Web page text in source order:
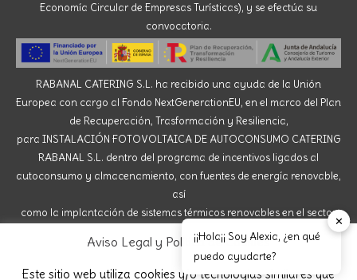
Economía Circular de Empresas Turísticas), y se efectúa su
convocatoria.
RABANAL CATERING S.L. ha recibido una ayuda de la Unión
Europea con cargo al Fondo NextGenerationEU, en el marco del Plan
de Recuperación, Trasformación y Resiliencia,
para INSTALACIÓN FOTOVOLTAICA DE AUTOCONSUMO CATERING
RABANAL S.L. dentro del programa de incentivos ligados al
autoconsumo y almacenamiento, con fuentes de energía renovable,
así
como la implantación de sistemas térmicos renovables en el sector
residencial del Ministerio para la Transición Ecológica y el Reto
Demográfico, gestionado por la Junta de Andalucía,
a través de la Agencia Andaluza de la Energía.
Aviso Legal y Política de Cookies
Este sitio web utiliza cookies y/o tecnologías similares que
✕
¡¡Hola¡¡ Soy Alexia, ¿en qué
puedo ayudarte?